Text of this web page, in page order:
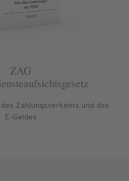
ZAG
Zahlungsverkehrs und des
E-Geldes